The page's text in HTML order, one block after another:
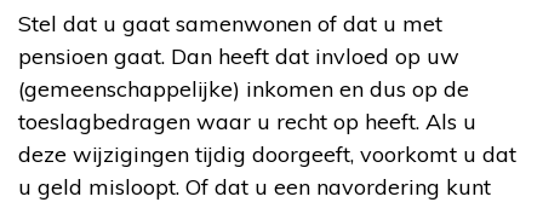
Stel dat u gaat samenwonen of dat u met
pensioen gaat. Dan heeft dat invloed op uw
(gemeenschappelijke) inkomen en dus op de
toeslagbedragen waar u recht op heeft. Als u
deze wijzigingen tijdig doorgeeft, voorkomt u dat
u geld misloopt. Of dat u een navordering kunt